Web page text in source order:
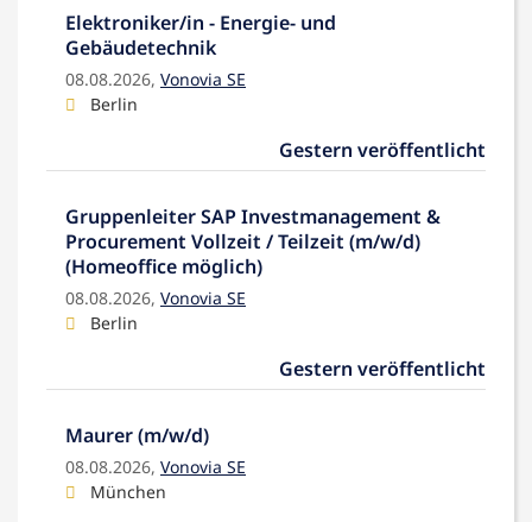
Elektroniker/in - Energie- und
Gebäudetechnik
08.08.2026, Vonovia SE
Berlin
Gestern veröffentlicht
Gruppenleiter SAP Investmanagement &
Procurement Vollzeit / Teilzeit (m/w/d)
(Homeoffice möglich)
08.08.2026, Vonovia SE
Berlin
Gestern veröffentlicht
Maurer (m/w/d)
08.08.2026, Vonovia SE
München